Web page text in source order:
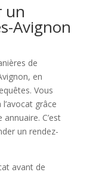
un
Avignon
de
en
Vous
grâce
C’est
un rendez-
avant de